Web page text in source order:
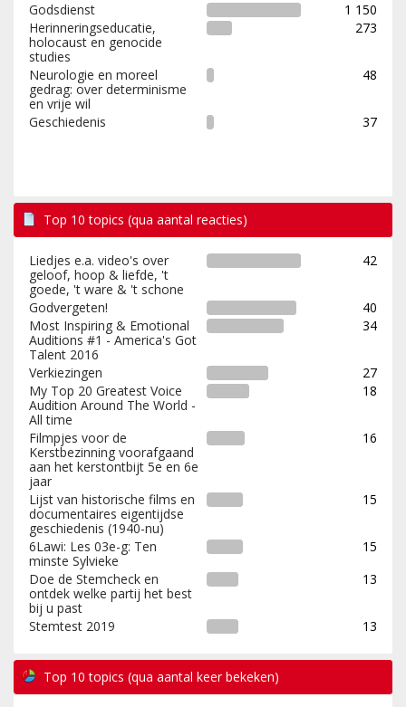
Godsdienst
1 150
Herinneringseducatie,
holocaust en genocide
studies
273
Neurologie en moreel
gedrag: over determinisme
en vrije wil
48
Geschiedenis 37
Top 10 topics (qua aantal reacties)
Liedjes e.a. video's over
geloof, hoop & liefde, 't
goede, 't ware & 't schone
42
Godvergeten!
40
Most Inspiring & Emotional
Auditions #1 - America's Got
Talent 2016
34
Verkiezingen
27
My Top 20 Greatest Voice
Audition Around The World -
All time
18
Filmpjes voor de
Kerstbezinning voorafgaand
aan het kerstontbijt 5e en 6e
jaar
16
Lijst van historische films en
documentaires eigentijdse
geschiedenis (1940-nu)
15
6Lawi: Les 03e-g: Ten
minste Sylvieke
15
Doe de Stemcheck en
ontdek welke partij het best
bij u past
13
Stemtest 2019 13
Top 10 topics (qua aantal keer bekeken)